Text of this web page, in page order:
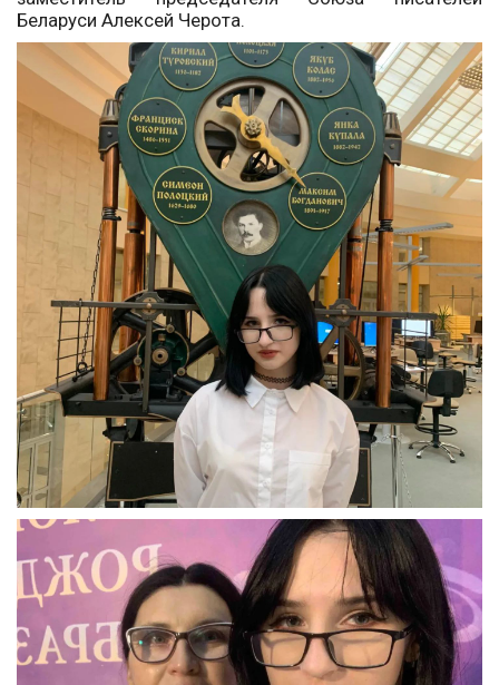
Беларуси Алексей Черота.